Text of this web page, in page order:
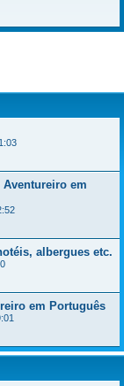
em
albergues etc.
em Português